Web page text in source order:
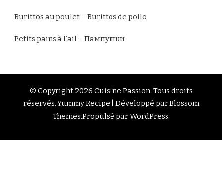
Burittos au poulet – Burittos de pollo
Petits pains à l’ail – Пампушки
© Copyright 2026 Cuisine Passion. Tous droits
réservés.Yummy Recipe | Développé parBlossom
Themes.Propulsé parWordPress.